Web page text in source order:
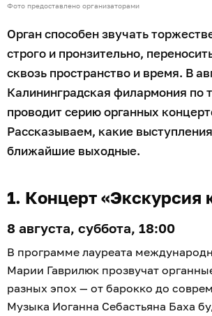
Фото предоставлено организаторами
Орган способен звучать
строго и пронзительно,
сквозь пространство и время. В
Калининградская филармония по
проводит серию органных
Рассказываем, какие
ближайшие выходные.
1. Концерт «Экскурсия
8 августа, суббота, 18:00
В программе лауреата
Марии Гаврилюк прозвучат
разных эпох — от барокко до
Музыка Иоганна Себастьяна Баха